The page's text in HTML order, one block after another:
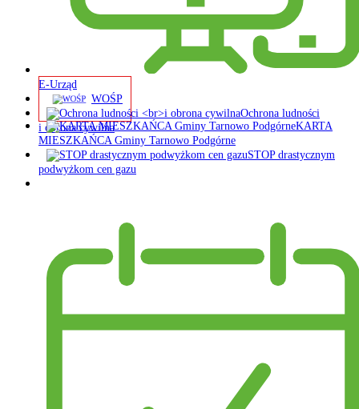
E-Urząd
WOŚP
Ochrona ludności
i obrona cywilna
KARTA
MIESZKAŃCA Gminy Tarnowo Podgórne
STOP drastycznym
podwyżkom cen gazu